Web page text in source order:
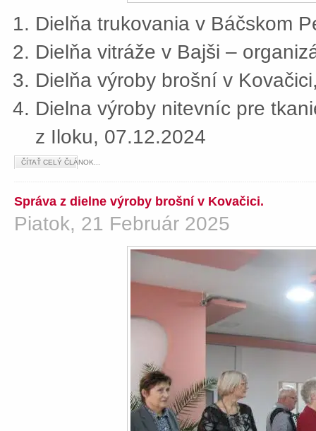
Dielňa trukovania v Báčskom
Dielňa vitráže v Bajši –
Dielňa výroby brošní v
Dielna výroby nitevníc pre
z Iloku, 07.12.2024
ČÍTAŤ CELÝ ČLÁNOK...
Správa z dielne výroby brošní v Kovačici.
Piatok, 21 Február 2025